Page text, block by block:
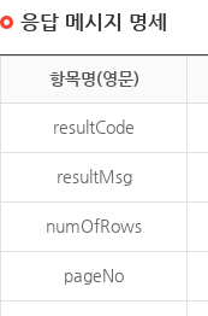
응답 메시지 명세
항목명(영문)
resultCode
resultMsg
numOfRows
pageNo